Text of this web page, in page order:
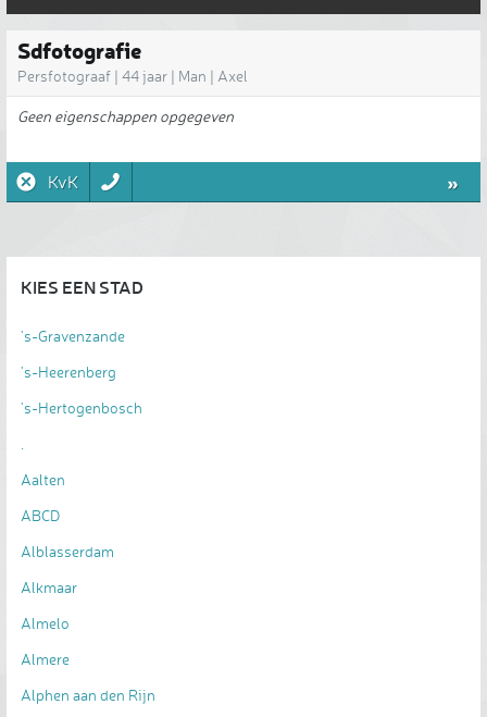
Sdfotografie
Persfotograaf | 44 jaar | Man | Axel
Geen eigenschappen opgegeven
KvK »
KIES EEN STAD
's-Gravenzande
's-Heerenberg
's-Hertogenbosch
Aalten
ABCD
Alblasserdam
Alkmaar
Almelo
Almere
Alphen aan den Rijn